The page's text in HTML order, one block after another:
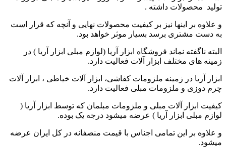
تولید محصولات داشته .
و علاوه بر اینها نیز بر کیفیت محصولات نهایی و آنچه که قرار است
به دست مشتری برسد بسیار موثر خواهد بود.
البته ناگفته نماند فروشگاه ابزار آریا (لوازم مبلی ابزار آریا ) در
زمینه های مختلف ابزار آلات فعالیت دارد.
ابزار آریا در زمینه ملزومات کفاشی، ابزار آلات خیاطی ، ابزار آلات
چرم دوزی و ملزومات مبلی فعالیت دارد.
کیفیت ابزار آلات مبلی و ملزومات مبلمان که توسط ابزار آریا (
لوازم مبلی ابزار آریا ) عرضه میشود درجه یک بوده.
و علاوه بر این تمامی اجناس با قیمت منصفانه در کل ایران عرضه
میشود.